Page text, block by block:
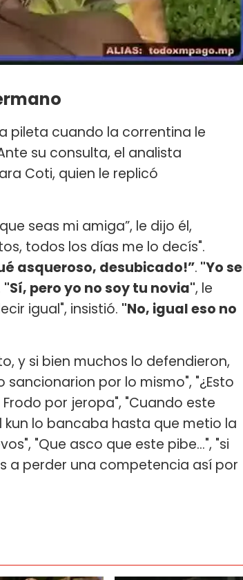
pileta cuando la correntina le
su consulta, el analista
Coti, quien le replicó
seas mi amiga”, le dijo él,
todos los días me lo decís".
asqueroso, desubicado!”. "Yo se
"Sí, pero yo no soy tu novia", le
igual", insistió. "No, igual eso no
y si bien muchos lo defendieron,
por lo mismo", "¿Esto
por jeropa", "Cuando este
lo bancaba hasta que metio la
"Que asco que este pibe...", "si
a perder una competencia así por